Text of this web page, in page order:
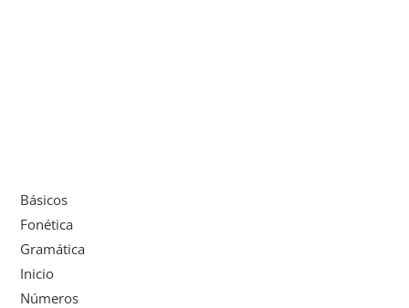
Básicos
Fonética
Gramática
Inicio
Números